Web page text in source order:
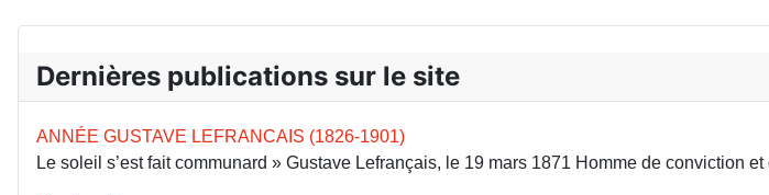
Dernières publications sur le site
ANNÉE GUSTAVE LEFRANCAIS (1826-1901)
Le soleil s’est fait communard » Gustave Lefrançais, le 19 mars 1871 Homme de conviction et